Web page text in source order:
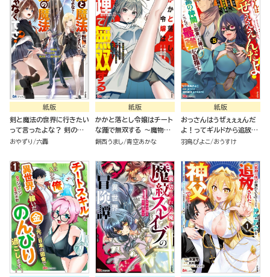
紙版
剣と魔法の世界に行きたい
って言ったよな？ 剣の魔
法じゃなくてさ？ ～ギフト
少女たちと駆け抜ける～
おやずり 六轟
紙版
かかと落とし令嬢はチート
な踵で無双する ～魔物を
即死させて楽しんでいた
壊しました～（１）
餅西うまし 青空あかな
紙版
おっさんはうぜぇぇぇんだ
よ！ってギルドから追放し
たくせに、後から復帰要請
仲間と出会った俺はこっち
で最強を目指す！（５）
羽鳥ぴよこ おうすけ